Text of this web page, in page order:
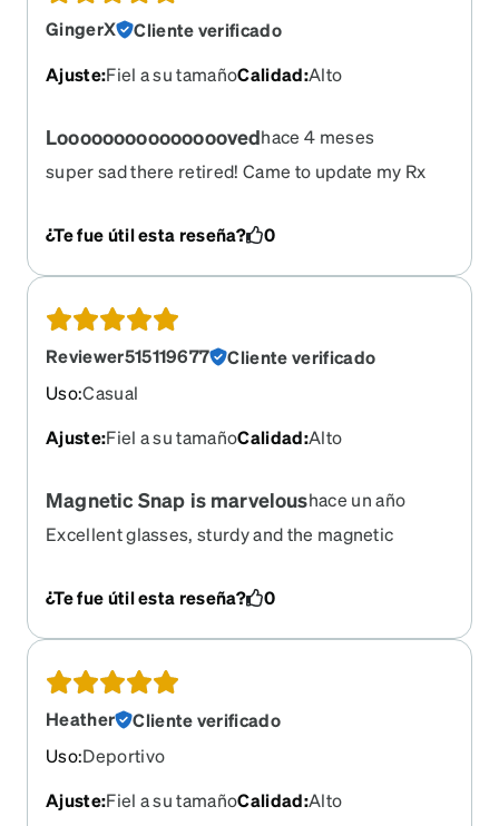
GingerX
Cliente verificado
Ajuste:Fiel a su tamañoCalidad:Alto
Looooooooooooooovedhace 4 meses
super sad there retired! Came to update my Rx
¿Te fue útil esta reseña?
0
Reviewer515119677
Cliente verificado
Uso:Casual
Ajuste:Fiel a su tamañoCalidad:Alto
Magnetic Snap is marveloushace un año
Excellent glasses, sturdy and the magnetic
¿Te fue útil esta reseña?
0
Heather
Cliente verificado
Uso:Deportivo
Ajuste:Fiel a su tamañoCalidad:Alto